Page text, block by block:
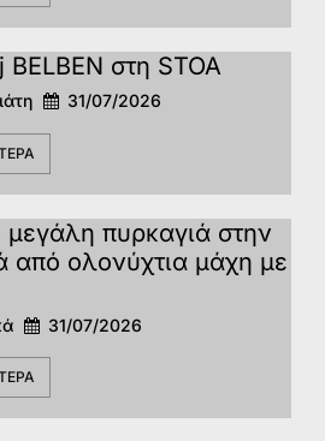
στη STOA
31/07/2026
πυρκαγιά στην
από ολονύχτια μάχη με
31/07/2026